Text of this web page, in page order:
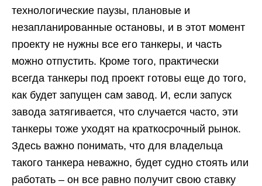
технологические паузы, плановые и
незапланированные остановы, и в этот момент
проекту не нужны все его танкеры, и часть
можно отпустить. Кроме того, практически
всегда танкеры под проект готовы еще до того,
как будет запущен сам завод. И, если запуск
завода затягивается, что случается часто, эти
танкеры тоже уходят на краткосрочный рынок.
Здесь важно понимать, что для владельца
такого танкера неважно, будет судно стоять или
работать – он все равно получит свою ставку